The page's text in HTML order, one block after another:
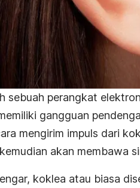
sebuah perangkat
gangguan
mengirim impuls dari
akan membawa
koklea atau biasa